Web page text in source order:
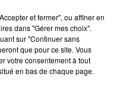
Voir plus
et fermer", ou affiner en
dans "Gérer mes choix".
sur "Continuer sans
que pour ce site. Vous
votre consentement à tout
en bas de chaque page.